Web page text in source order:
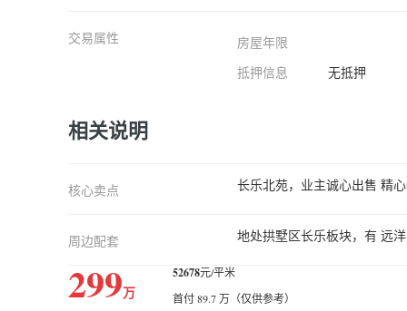
交易属性
房屋年限
抵押信息
无抵押
相关说明
核心卖点 长乐北苑，业主诚心出售 精
周边配套 地处拱墅区长乐板块，有 远
299万
52678元/平米
首付 89.7 万（仅供参考）